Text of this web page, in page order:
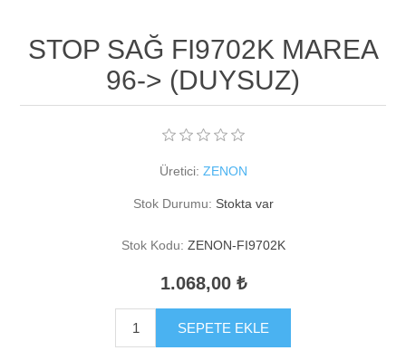
STOP SAĞ FI9702K MAREA
96-> (DUYSUZ)
Üretici: ZENON
Stok Durumu: Stokta var
Stok Kodu: ZENON-FI9702K
1.068,00 ₺
SEPETE EKLE